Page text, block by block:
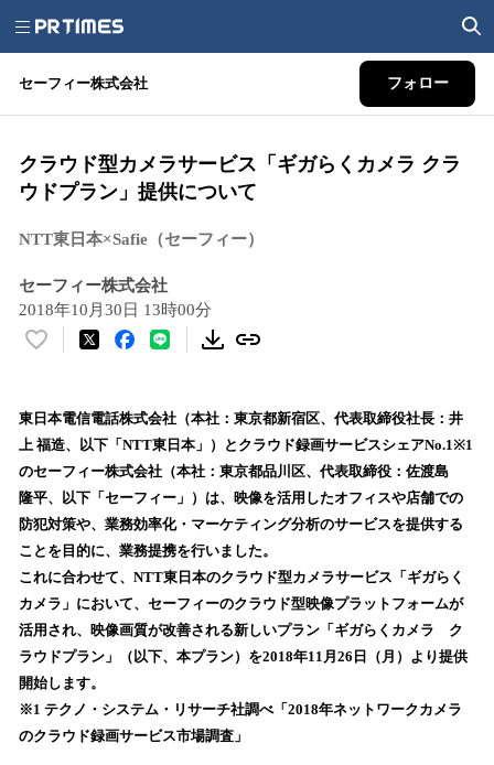
セーフィー株式会社 フォロー
クラウド型カメラサービス「ギガらくカメラ クラ
ウドプラン」提供について
NTT東日本×Safie（セーフィー）
セーフィー株式会社
2018年10月30日 13時00分
い
！
数
を
読
み
込
み
中
で
す
東日本電信電話株式会社（本社：東京都新宿区、代表取締役社長：井
上 福造、以下「NTT東日本」）とクラウド録画サービスシェアNo.1※1
のセーフィー株式会社（本社：東京都品川区、代表取締役：佐渡島
隆平、以下「セーフィー」）は、映像を活用したオフィスや店舗での
防犯対策や、業務効率化・マーケティング分析のサービスを提供する
ことを目的に、業務提携を行いました。
これに合わせて、NTT東日本のクラウド型カメラサービス「ギガらく
カメラ」において、セーフィーのクラウド型映像プラットフォームが
活用され、映像画質が改善される新しいプラン「ギガらくカメラ ク
ラウドプラン」（以下、本プラン）を2018年11月26日（月）より提供
開始します。
※1 テクノ・システム・リサーチ社調べ「2018年ネットワークカメラ
のクラウド録画サービス市場調査」